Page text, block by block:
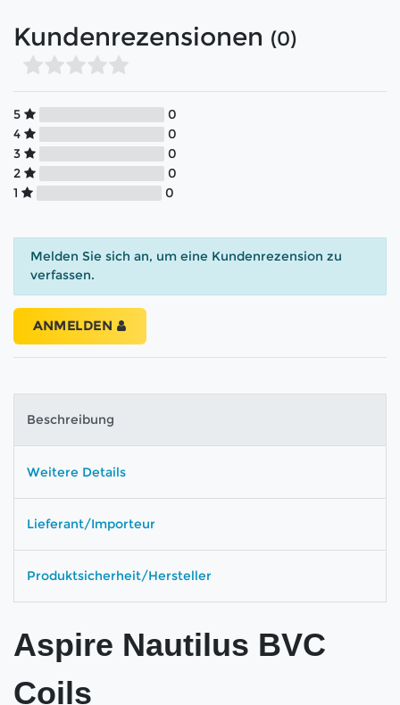
Kundenrezensionen (0)
5
0
4
0
3
0
2
0
1
0
Melden Sie sich an, um eine Kundenrezension zu
verfassen.
ANMELDEN
Beschreibung
Weitere Details
Lieferant/Importeur
Produktsicherheit/Hersteller
Aspire Nautilus BVC
Coils